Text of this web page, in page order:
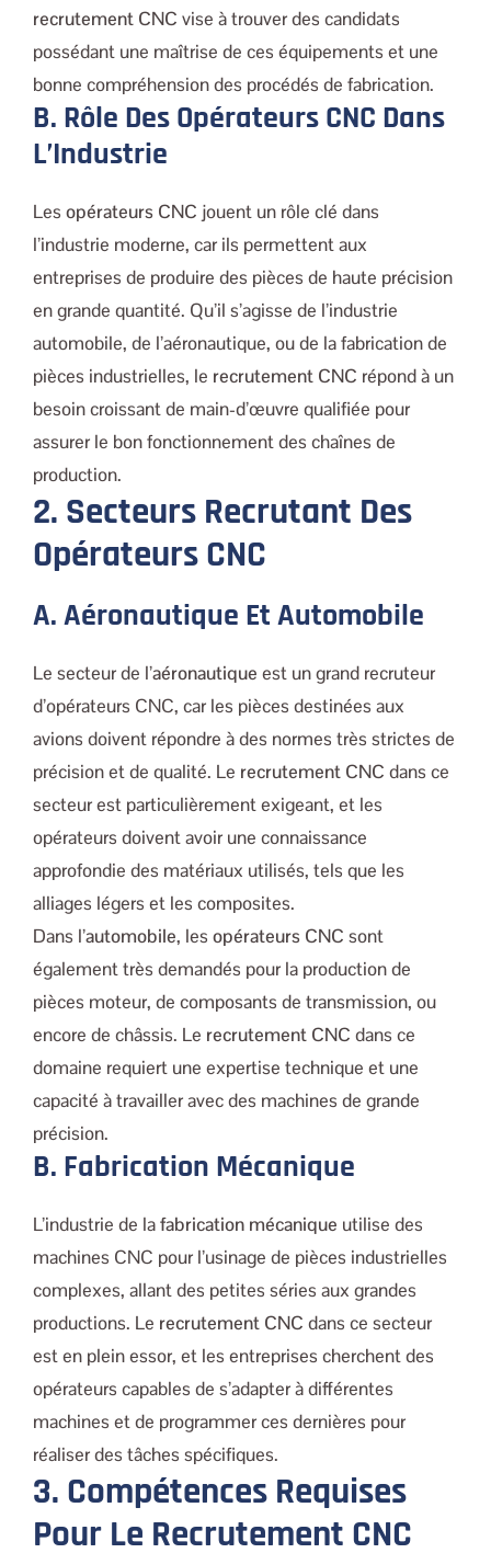
recrutement CNC vise à trouver des candidats
possédant une maîtrise de ces équipements et une
bonne compréhension des procédés de fabrication.
B. Rôle Des Opérateurs CNC Dans
L’Industrie
Les opérateurs CNC jouent un rôle clé dans
l’industrie moderne, car ils permettent aux
entreprises de produire des pièces de haute précision
en grande quantité. Qu’il s’agisse de l’industrie
automobile, de l’aéronautique, ou de la fabrication de
pièces industrielles, le recrutement CNC répond à un
besoin croissant de main-d’œuvre qualifiée pour
assurer le bon fonctionnement des chaînes de
production.
2. Secteurs Recrutant Des
Opérateurs CNC
A. Aéronautique Et Automobile
Le secteur de l’aéronautique est un grand recruteur
d’opérateurs CNC, car les pièces destinées aux
avions doivent répondre à des normes très strictes de
précision et de qualité. Le recrutement CNC dans ce
secteur est particulièrement exigeant, et les
opérateurs doivent avoir une connaissance
approfondie des matériaux utilisés, tels que les
alliages légers et les composites.
Dans l’automobile, les opérateurs CNC sont
également très demandés pour la production de
pièces moteur, de composants de transmission, ou
encore de châssis. Le recrutement CNC dans ce
domaine requiert une expertise technique et une
capacité à travailler avec des machines de grande
précision.
B. Fabrication Mécanique
L’industrie de lafabrication mécanique utilise des
machines CNC pour l’usinage de pièces industrielles
complexes, allant des petites séries aux grandes
productions. Le recrutement CNC dans ce secteur
est en plein essor, et les entreprises cherchent des
opérateurs capables de s’adapter à différentes
machines et de programmer ces dernières pour
réaliser des tâches spécifiques.
3. Compétences Requises
Pour Le Recrutement CNC